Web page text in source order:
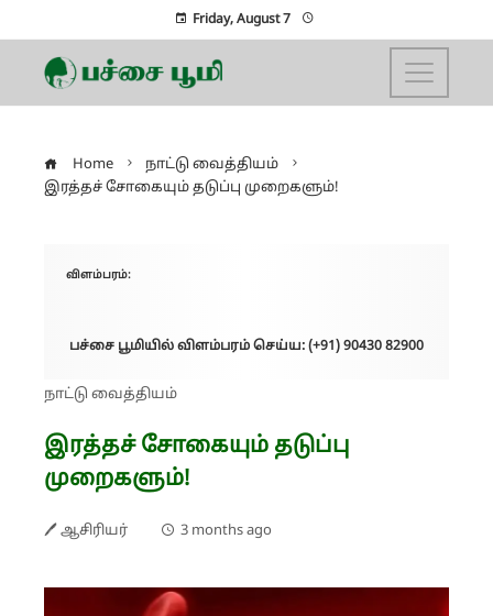
Friday, August 7
Home
நாட்டு வைத்தியம்
இரத்தச் சோகையும் தடுப்பு முறைகளும்!
விளம்பரம்:
பச்சை பூமியில் விளம்பரம் செய்ய: (+91) 90430 82900
நாட்டு வைத்தியம்
இரத்தச் சோகையும் தடுப்பு
முறைகளும்!
🖊 ஆசிரியர் 3 months ago